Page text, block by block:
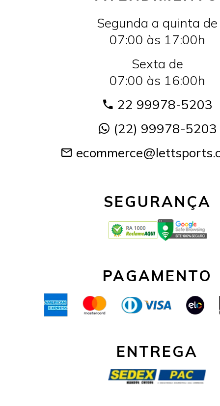
Segunda a quinta de
07:00 às 17:00h
Sexta de
07:00 às 16:00h
22 99978-5203
(22) 99978-5203
SEGURANÇA
PAGAMENTO
ENTREGA